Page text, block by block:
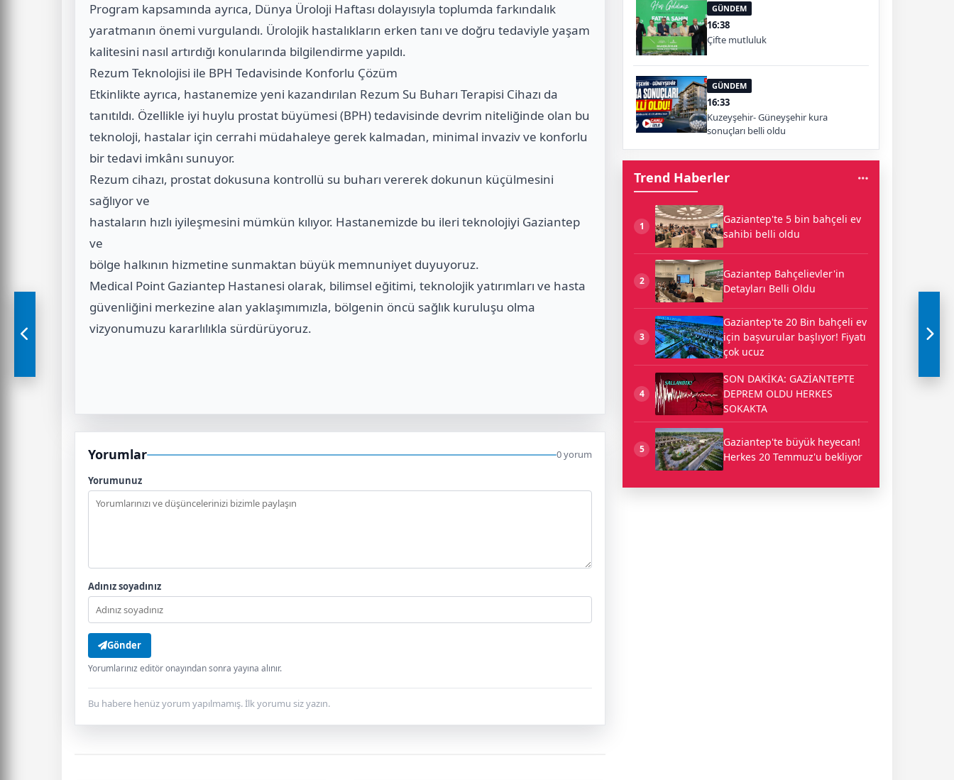
Program kapsamında ayrıca, Dünya Üroloji Haftası dolayısıyla toplumda farkındalık
yaratmanın önemi vurgulandı. Ürolojik hastalıkların erken tanı ve doğru tedaviyle yaşam
kalitesini nasıl artırdığı konularında bilgilendirme yapıldı.
Rezum Teknolojisi ile BPH Tedavisinde Konforlu Çözüm
Etkinlikte ayrıca, hastanemize yeni kazandırılan Rezum Su Buharı Terapisi Cihazı da
tanıtıldı. Özellikle iyi huylu prostat büyümesi (BPH) tedavisinde devrim niteliğinde olan bu
teknoloji, hastalar için cerrahi müdahaleye gerek kalmadan, minimal invaziv ve konforlu
bir tedavi imkânı sunuyor.
Rezum cihazı, prostat dokusuna kontrollü su buharı vererek dokunun küçülmesini
sağlıyor ve
hastaların hızlı iyileşmesini mümkün kılıyor. Hastanemizde bu ileri teknolojiyi Gaziantep
ve
bölge halkının hizmetine sunmaktan büyük memnuniyet duyuyoruz.
Medical Point Gaziantep Hastanesi olarak, bilimsel eğitimi, teknolojik yatırımları ve hasta
güvenliğini merkezine alan yaklaşımımızla, bölgenin öncü sağlık kuruluşu olma
vizyonumuzu kararlılıkla sürdürüyoruz.
Yorumlar 0 yorum
Yorumunuz
Adınız soyadınız
Gönder
Yorumlarınız editör onayından sonra yayına alınır.
Bu habere henüz yorum yapılmamış. İlk yorumu siz yazın.
GÜNDEM
16:38
Çifte mutluluk
GÜNDEM
16:33
Kuzeyşehir- Güneyşehir kura
sonuçları belli oldu
Trend Haberler
1
Gaziantep'te 5 bin bahçeli ev
sahibi belli oldu
2
Gaziantep Bahçelievler'in
Detayları Belli Oldu
3
Gaziantep'te 20 Bin bahçeli ev
için başvurular başlıyor! Fiyatı
çok ucuz
4
SON DAKİKA: GAZİANTEPTE
DEPREM OLDU HERKES
SOKAKTA
5
Gaziantep'te büyük heyecan!
Herkes 20 Temmuz'u bekliyor